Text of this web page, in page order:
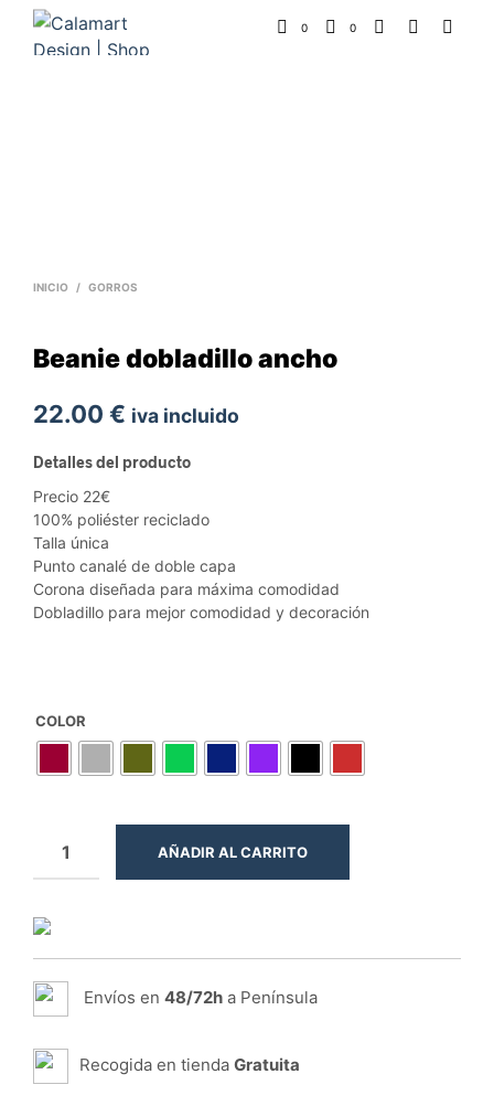
0 0
INICIO / GORROS
Beanie dobladillo ancho
22.00 € iva incluido
Detalles del producto
Precio 22€
100% poliéster reciclado
Talla única
Punto canalé de doble capa
Corona diseñada para máxima comodidad
Dobladillo para mejor comodidad y decoración
COLOR
AÑADIR AL CARRITO
Envíos en 48/72h a Península
Recogida en tienda Gratuita